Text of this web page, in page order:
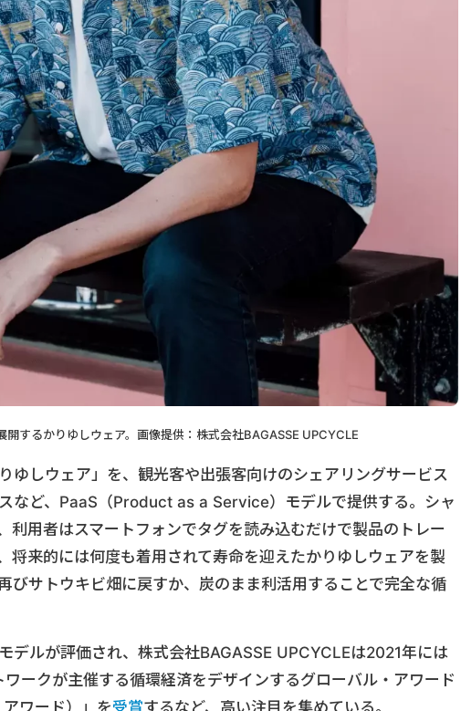
開するかりゆしウェア。画像提供：株式会社BAGASSE UPCYCLE
ゆしウェア」を、観光客や出張客向けのシェアリングサービス
など、PaaS（Product as a Service）モデルで提供する。シャ
利用者はスマートフォンでタグを読み込むだけで製品のトレー
将来的には何度も着用されて寿命を迎えたかりゆしウェアを製
びサトウキビ畑に戻すか、炭のまま利活用することで完全な循
デルが評価され、株式会社BAGASSE UPCYCLEは2021年には
ークが主催する循環経済をデザインするグローバル・アワード
ワード）」を受賞するなど、高い注目を集めている。